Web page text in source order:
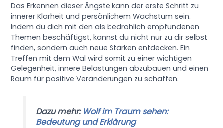
Das Erkennen dieser Ängste kann der erste Schritt zu
innerer Klarheit und persönlichem Wachstum sein.
Indem du dich mit den als bedrohlich empfundenen
Themen beschäftigst, kannst du nicht nur zu dir selbst
finden, sondern auch neue Stärken entdecken. Ein
Treffen mit dem Wal wird somit zu einer wichtigen
Gelegenheit, innere Belastungen abzubauen und einen
Raum für positive Veränderungen zu schaffen.
Dazu mehr:Wolf im Traum sehen:
Bedeutung und Erklärung